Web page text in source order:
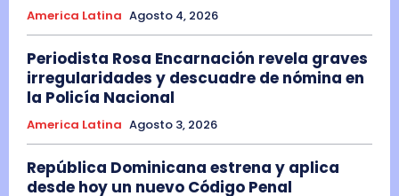
America Latina Agosto 4, 2026
Periodista Rosa Encarnación revela graves
irregularidades y descuadre de nómina en
la Policía Nacional
America Latina Agosto 3, 2026
República Dominicana estrena y aplica
desde hoy un nuevo Código Penal